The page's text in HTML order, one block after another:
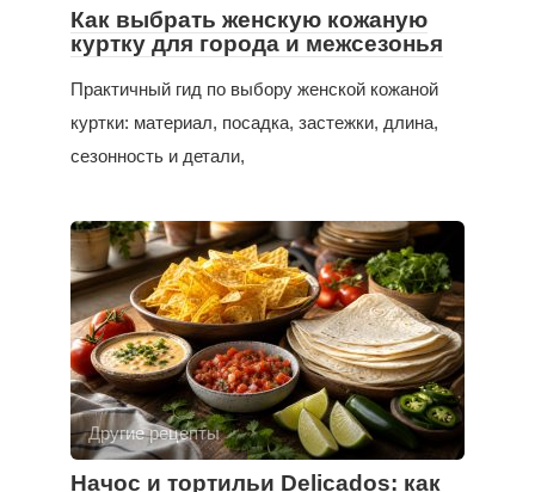
Как выбрать женскую кожаную
куртку для города и межсезонья
Практичный гид по выбору женской кожаной
куртки: материал, посадка, застежки, длина,
сезонность и детали,
Другие рецепты
Начос и тортильи Delicados: как